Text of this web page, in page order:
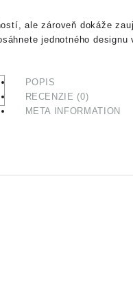
ale zároveň dokáže
jednotného designu
POPIS
RECENZIE (0)
META INFORMATION